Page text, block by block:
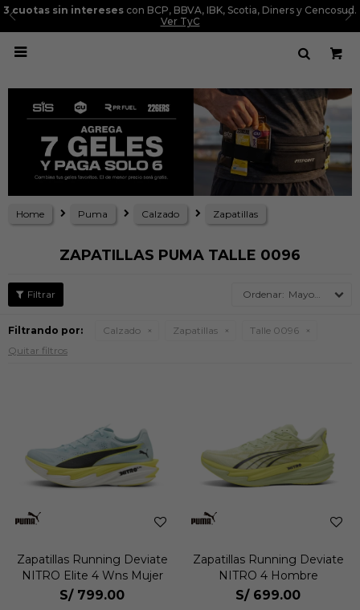
3 cuotas sin intereses con BCP, BBVA, IBK, Scotia, Diners y Cencosud.
Ver TyC

Home Puma Calzado Zapatillas
ZAPATILLAS PUMA TALLE 0096
Mayor precio
Filtrando por: Calzado Zapatillas
Talle 0096
Quitar filtros
Zapatillas Running Deviate
NITRO Elite 4 Wns Mujer
S/ 799.00
Zapatillas Running Deviate
NITRO 4 Hombre
S/ 699.00